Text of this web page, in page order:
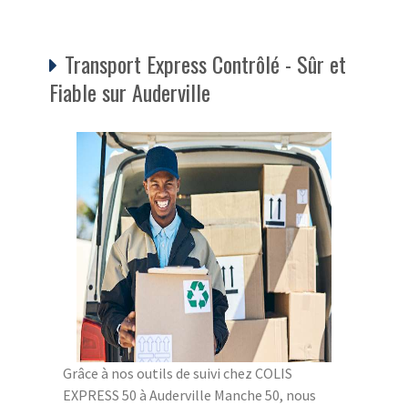
Transport Express Contrôlé - Sûr et
Fiable sur Auderville
Grâce à nos outils de suivi chez COLIS
EXPRESS 50 à Auderville Manche 50, nous